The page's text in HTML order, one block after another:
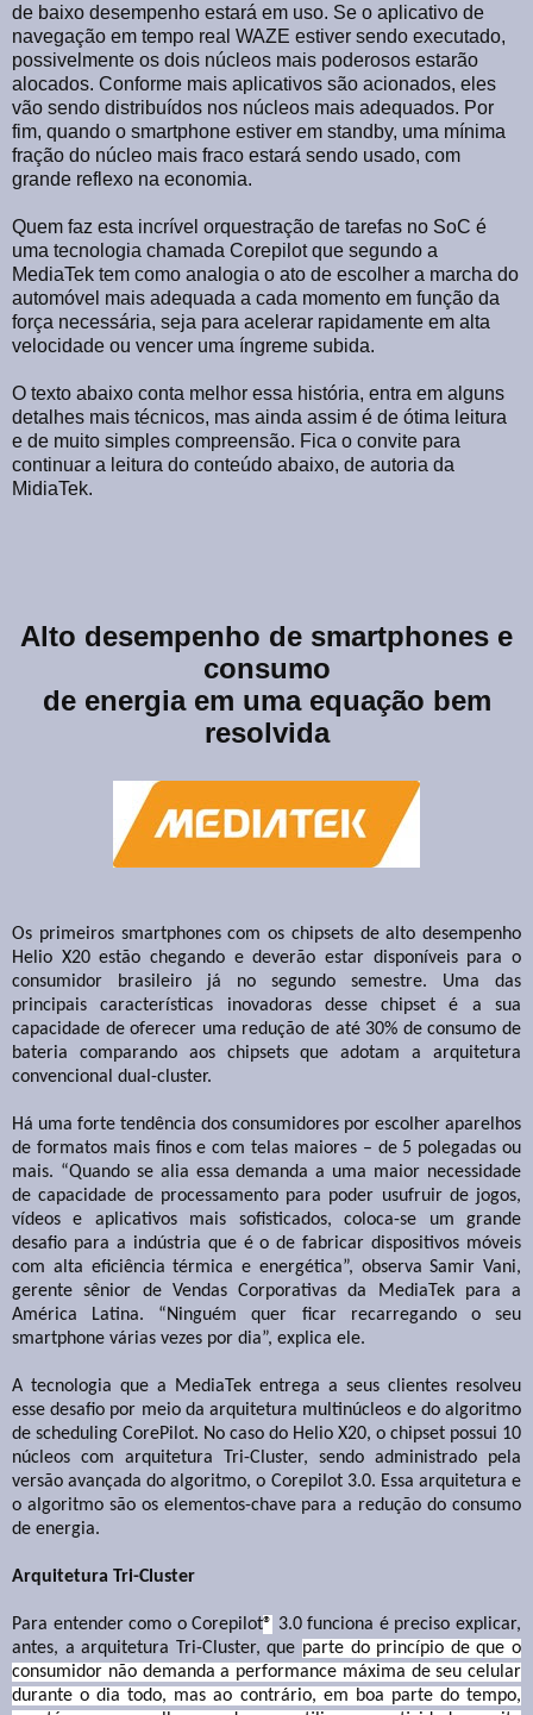
de baixo desempenho estará em uso. Se o aplicativo de
navegação em tempo real WAZE estiver sendo executado,
possivelmente os dois núcleos mais poderosos estarão
alocados. Conforme mais aplicativos são acionados, eles
vão sendo distribuídos nos núcleos mais adequados. Por
fim, quando o smartphone estiver em standby, uma mínima
fração do núcleo mais fraco estará sendo usado, com
grande reflexo na economia.
Quem faz esta incrível orquestração de tarefas no SoC é
uma tecnologia chamada Corepilot que segundo a
MediaTek tem como analogia o ato de escolher a marcha do
automóvel mais adequada a cada momento em função da
força necessária, seja para acelerar rapidamente em alta
velocidade ou vencer uma íngreme subida.
O texto abaixo conta melhor essa história, entra em alguns
detalhes mais técnicos, mas ainda assim é de ótima leitura
e de muito simples compreensão. Fica o convite para
continuar a leitura do conteúdo abaixo, de autoria da
MidiaTek.
Alto desempenho de smartphones e
consumo
de energia em uma equação bem
resolvida
Os primeiros smartphones com os chipsets de alto desempenho
Helio X20 estão chegando e deverão estar disponíveis para o
consumidor brasileiro já no segundo semestre. Uma das
principais características inovadoras desse chipset é a sua
capacidade de oferecer uma redução de até 30% de consumo de
bateria comparando aos chipsets que adotam a arquitetura
convencional dual-cluster.
Há uma forte tendência dos consumidores por escolher aparelhos
de formatos mais finos e com telas maiores – de 5 polegadas ou
mais. “Quando se alia essa demanda a uma maior necessidade
de capacidade de processamento para poder usufruir de jogos,
vídeos e aplicativos mais sofisticados, coloca-se um grande
desafio para a indústria que é o de fabricar dispositivos móveis
com alta eficiência térmica e energética”, observa Samir Vani,
gerente sênior de Vendas Corporativas da MediaTek para a
América Latina. “Ninguém quer ficar recarregando o seu
smartphone várias vezes por dia”, explica ele.
A tecnologia que a MediaTek entrega a seus clientes resolveu
esse desafio por meio da arquitetura multinúcleos e do algoritmo
de scheduling CorePilot. No caso do Helio X20, o chipset possui 10
núcleos com arquitetura Tri-Cluster, sendo administrado pela
versão avançada do algoritmo, o Corepilot 3.0. Essa arquitetura e
o algoritmo são os elementos-chave para a redução do consumo
de energia.
Arquitetura Tri-Cluster
Para entender como o Corepilot® 3.0 funciona é preciso explicar,
antes, a arquitetura Tri-Cluster, que parte do princípio de que o
consumidor não demanda a performance máxima de seu celular
durante o dia todo, mas ao contrário, em boa parte do tempo,